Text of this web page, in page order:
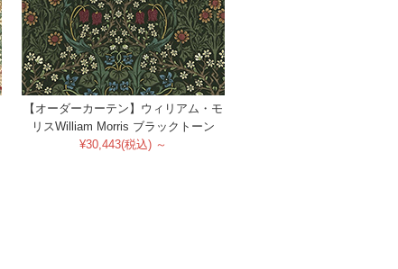
【オーダーカーテン】ウィリアム・モ
リスWilliam Morris ブラックトーン
¥30,443(税込) ～